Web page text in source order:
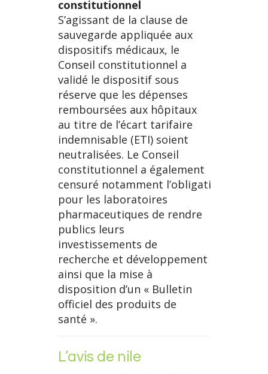
constitutionnel
S’agissant de la clause de
sauvegarde appliquée aux
dispositifs médicaux, le
Conseil constitutionnel a
validé le dispositif sous
réserve que les dépenses
remboursées aux hôpitaux
au titre de l’écart tarifaire
indemnisable (ETI) soient
neutralisées. Le Conseil
constitutionnel a également
censuré notamment l’obligation
pour les laboratoires
pharmaceutiques de rendre
publics leurs
investissements de
recherche et développement
ainsi que la mise à
disposition d’un « Bulletin
officiel des produits de
santé ».
L’avis de nile